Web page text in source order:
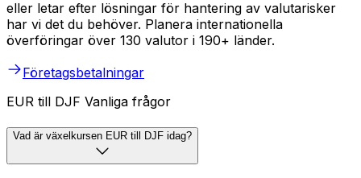
eller letar efter lösningar för hantering av valutarisker
har vi det du behöver. Planera internationella
överföringar över 130 valutor i 190+ länder.
Företagsbetalningar
EUR till DJF Vanliga frågor
Vad är växelkursen EUR till DJF idag?